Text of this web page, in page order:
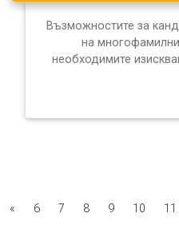
Възможностите за
на
необходимите
« 6 7 8 9 10 11